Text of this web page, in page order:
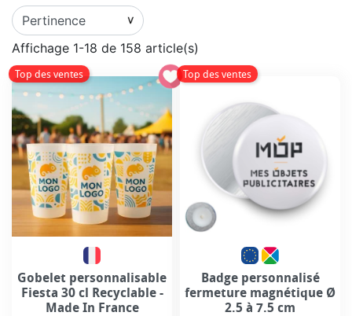
Affichage 1-18 de 158 article(s)
Top des ventes
Gobelet personnalisable
Fiesta 30 cl Recyclable -
Made In France
Top des ventes
Badge personnalisé
fermeture magnétique Ø
2.5 à 7.5 cm